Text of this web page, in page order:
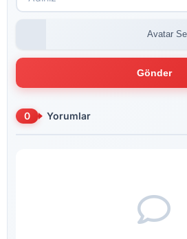
Avatar
Gönder
0 Yorumlar